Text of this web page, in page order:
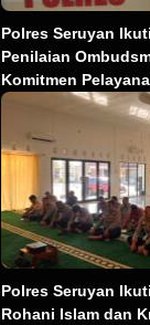
Polres Seruyan
Penilaian
Komitmen
Berkualitas.
Polres Seruyan
Rohani Islam dan